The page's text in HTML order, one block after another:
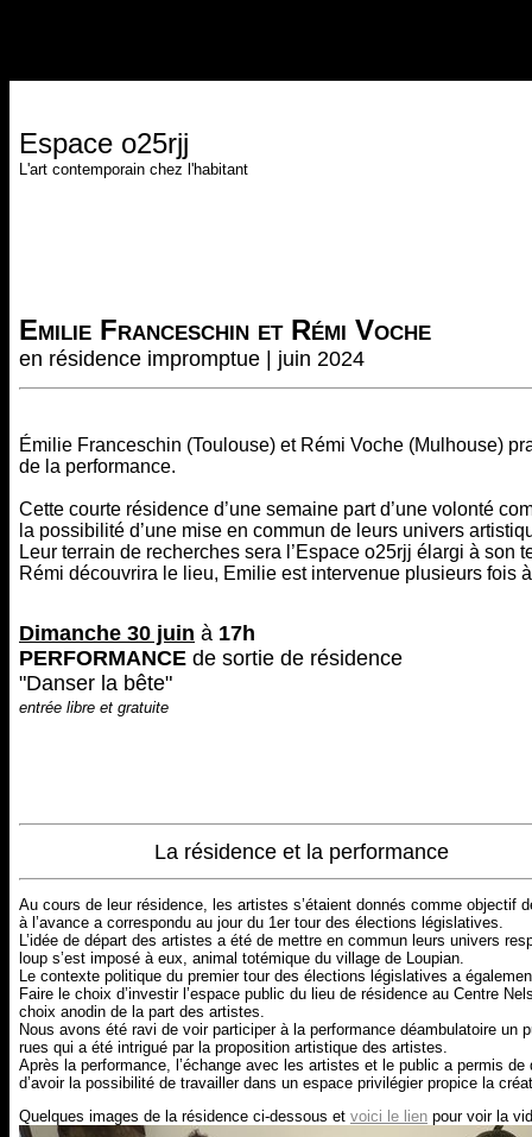
Espace o25rjj
L'art contemporain chez l'habitant
Emilie Franceschin et Rémi Voche
en résidence impromptue | juin 2024
Émilie Franceschin (Toulouse) et Rémi Voche (Mulhouse)
de la performance.
Cette courte résidence d’une semaine part d’une volonté
la possibilité d’une mise en commun de leurs univers
Leur terrain de recherches sera l’Espace o25rjj élargi à son
Rémi découvrira le lieu, Emilie est intervenue plusieurs fois
Dimanche 30 juin à 17h
PERFORMANCE de sortie de résidence
"Danser la bête"
entrée libre et gratuite
La résidence et la performance
Au cours de leur résidence, les artistes s’étaient donnés comme objectif
à l’avance a correspondu au jour du 1er tour des élections législatives.
L’idée de départ des artistes a été de mettre en commun leurs univers
loup s’est imposé à eux, animal totémique du village de Loupian.
Le contexte politique du premier tour des élections législatives a
Faire le choix d’investir l’espace public du lieu de résidence au Centre
choix anodin de la part des artistes.
Nous avons été ravi de voir participer à la performance déambulatoire
rues qui a été intrigué par la proposition artistique des artistes.
Après la performance, l’échange avec les artistes et le public a permis
d’avoir la possibilité de travailler dans un espace privilégier propice la
Quelques images de la résidence ci-dessous et voici le lien pour voir la